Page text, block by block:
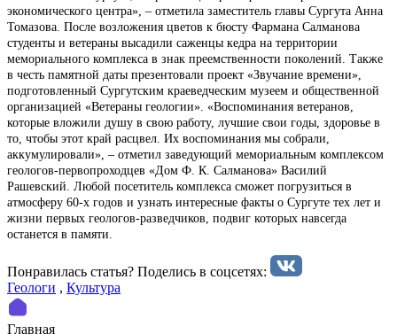
экономического центра», – отметила заместитель главы Сургута Анна
Томазова. После возложения цветов к бюсту Фармана Салманова
студенты и ветераны высадили саженцы кедра на территории
мемориального комплекса в знак преемственности поколений. Также
в честь памятной даты презентовали проект «Звучание времени»,
подготовленный Сургутским краеведческим музеем и общественной
организацией «Ветераны геологии». «Воспоминания ветеранов,
которые вложили душу в свою работу, лучшие свои годы, здоровье в
то, чтобы этот край расцвел. Их воспоминания мы собрали,
аккумулировали», – отметил заведующий мемориальным комплексом
геологов-первопроходцев «Дом Ф. К. Салманова» Василий
Рашевский. Любой посетитель комплекса сможет погрузиться в
атмосферу 60-х годов и узнать интересные факты о Сургуте тех лет и
жизни первых геологов-разведчиков, подвиг которых навсегда
останется в памяти.
Понравилась статья? Поделиcь в соцсетях:
Геологи , Культура
Главная